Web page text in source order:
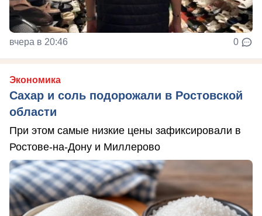
вчера в 20:46 0
Экономика
Сахар и соль подорожали в Ростовской
области
При этом самые низкие цены зафиксировали в
Ростове-на-Дону и Миллерово